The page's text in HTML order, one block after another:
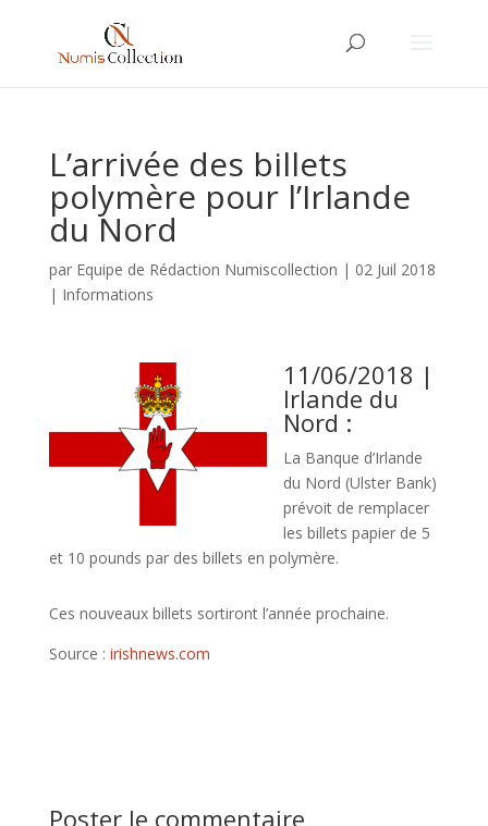
L’arrivée des billets
polymère pour l’Irlande
du Nord
par Equipe de Rédaction Numiscollection | 02 Juil 2018
| Informations
11/06/2018 |
Irlande du
Nord :
La Banque d’Irlande
du Nord (Ulster Bank)
prévoit de remplacer
les billets papier de 5
et 10 pounds par des billets en polymère.
Ces nouveaux billets sortiront l’année prochaine.
Source : irishnews.com
Poster le commentaire